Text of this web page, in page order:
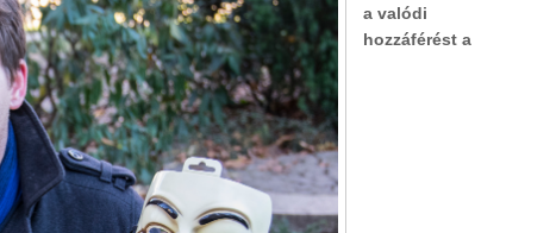
a valódi
hozzáférést a